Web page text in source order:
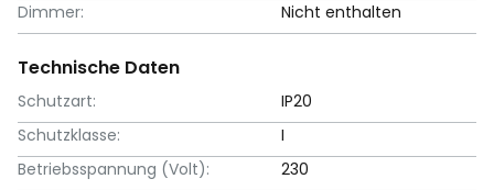
Dimmer:
Nicht enthalten
Technische Daten
Schutzart:
IP20
Schutzklasse:
I
Betriebsspannung (Volt):
230